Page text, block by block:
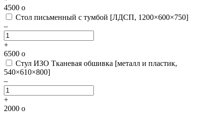
4500 o
Стол письменный с тумбой [ЛДСП, 1200×600×750]
–
+
6500 o
Стул ИЗО Тканевая обшивка [металл и пластик,
540×610×800]
–
+
2000 o